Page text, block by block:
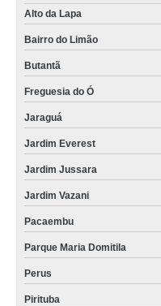
Alto da Lapa
Bairro do Limão
Butantã
Freguesia do Ó
Jaraguá
Jardim Everest
Jardim Jussara
Jardim Vazani
Pacaembu
Parque Maria Domitila
Perus
Pirituba